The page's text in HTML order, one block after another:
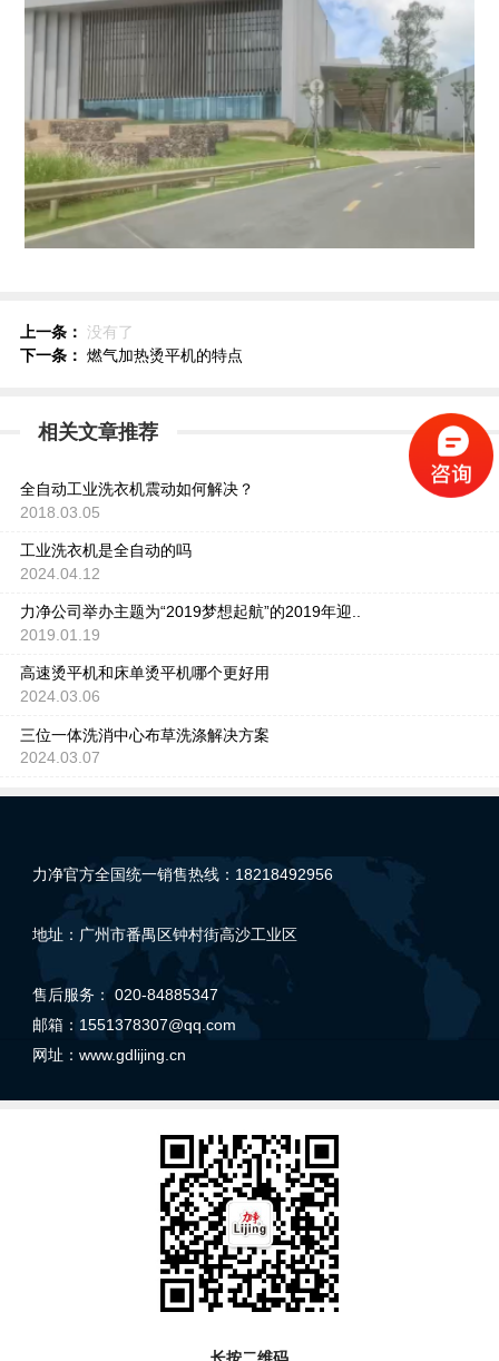
上一条： 没有了
下一条： 燃气加热烫平机的特点
相关文章推荐
全自动工业洗衣机震动如何解决？
2018.03.05
工业洗衣机是全自动的吗
2024.04.12
力净公司举办主题为“2019梦想起航”的2019年迎..
2019.01.19
高速烫平机和床单烫平机哪个更好用
2024.03.06
三位一体洗消中心布草洗涤解决方案
2024.03.07
力净官方全国统一销售热线：18218492956
地址：广州市番禺区钟村街高沙工业区
售后服务： 020-84885347
邮箱：1551378307@qq.com
网址： www.gdlijing.cn